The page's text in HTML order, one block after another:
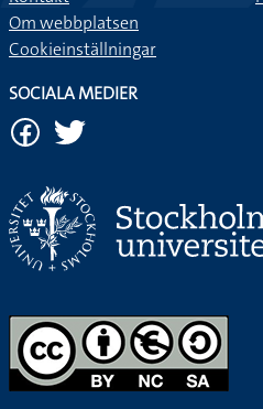
Om webbplatsen
Cookieinställningar
SOCIALA MEDIER